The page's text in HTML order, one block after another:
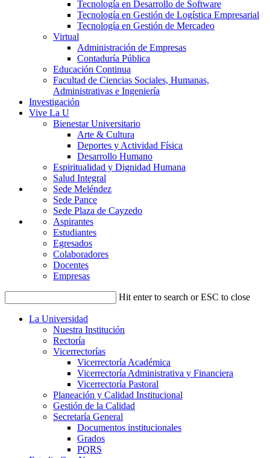
Tecnología en Desarrollo de Software
Tecnología en Gestión de Logística Empresarial
Tecnología en Gestión de Mercadeo
Virtual
Administración de Empresas
Contaduría Pública
Educación Continua
Facultad de Ciencias Sociales, Humanas,
Administrativas e Ingeniería
Investigación
Vive La U
Bienestar Universitario
Arte & Cultura
Deportes y Actividad Física
Desarrollo Humano
Espiritualidad y Dignidad Humana
Salud Integral
Sede Meléndez
Sede Pance
Sede Plaza de Cayzedo
Aspirantes
Estudiantes
Egresados
Colaboradores
Docentes
Empresas
Hit enter to search or ESC to close
La Universidad
Nuestra Institución
Rectoría
Vicerrectorías
Vicerrectoría Académica
Vicerrectoría Administrativa y Financiera
Vicerrectoría Pastoral
Planeación y Calidad Institucional
Gestión de la Calidad
Secretaría General
Documentos institucionales
Grados
PQRS